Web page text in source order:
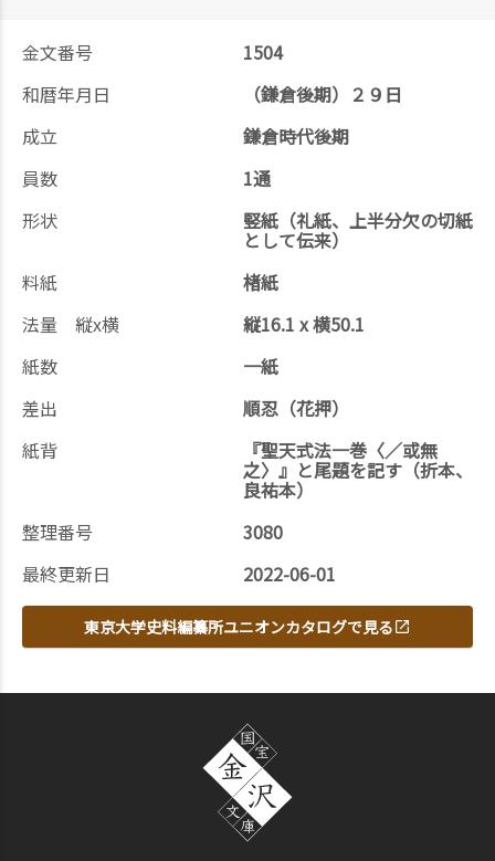
金文番号
1504
和暦年月日
（鎌倉後期）２９日
成立
鎌倉時代後期
員数
1通
形状
竪紙（礼紙、上半分欠の切紙
として伝来）
料紙
楮紙
法量 縦x横
縦16.1 x 横50.1
紙数
一紙
差出
順忍（花押）
紙背
『聖天式法一巻〈／或無
之〉』と尾題を記す（折本、
良祐本）
整理番号
3080
最終更新日
2022-06-01
東京大学史料編纂所ユニオンカタログで見る